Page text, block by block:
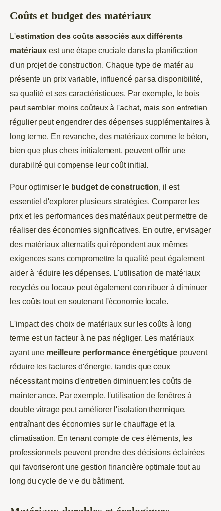
Coûts et budget des matériaux
L'estimation des coûts associés aux différents
matériaux est une étape cruciale dans la planification
d'un projet de construction. Chaque type de matériau
présente un prix variable, influencé par sa disponibilité,
sa qualité et ses caractéristiques. Par exemple, le bois
peut sembler moins coûteux à l'achat, mais son entretien
régulier peut engendrer des dépenses supplémentaires à
long terme. En revanche, des matériaux comme le béton,
bien que plus chers initialement, peuvent offrir une
durabilité qui compense leur coût initial.
Pour optimiser le budget de construction, il est
essentiel d'explorer plusieurs stratégies. Comparer les
prix et les performances des matériaux peut permettre de
réaliser des économies significatives. En outre, envisager
des matériaux alternatifs qui répondent aux mêmes
exigences sans compromettre la qualité peut également
aider à réduire les dépenses. L'utilisation de matériaux
recyclés ou locaux peut également contribuer à diminuer
les coûts tout en soutenant l'économie locale.
L'impact des choix de matériaux sur les coûts à long
terme est un facteur à ne pas négliger. Les matériaux
ayant une meilleure performance énergétique peuvent
réduire les factures d'énergie, tandis que ceux
nécessitant moins d'entretien diminuent les coûts de
maintenance. Par exemple, l'utilisation de fenêtres à
double vitrage peut améliorer l'isolation thermique,
entraînant des économies sur le chauffage et la
climatisation. En tenant compte de ces éléments, les
professionnels peuvent prendre des décisions éclairées
qui favoriseront une gestion financière optimale tout au
long du cycle de vie du bâtiment.